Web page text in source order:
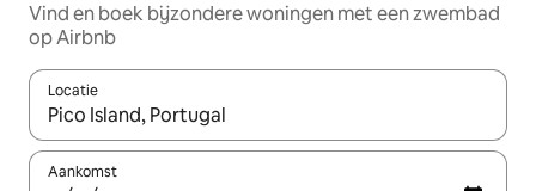
Vind en boek bijzondere woningen met een zwembad
op Airbnb
Locatie
Wanneer er suggesties beschikbaar zijn, maak je een keuze
Aankomst